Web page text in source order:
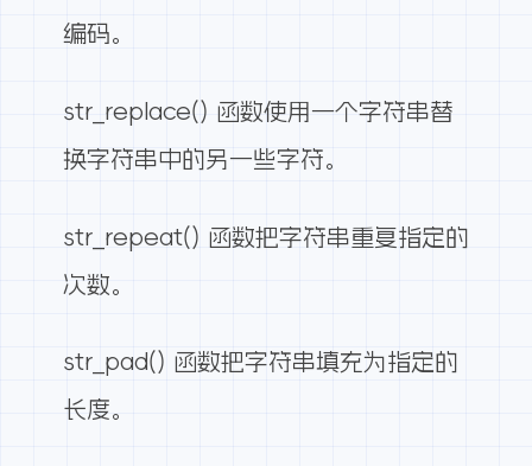
编码。
str_replace() 函数使用一个字符串替
换字符串中的另一些字符。
str_repeat() 函数把字符串重复指定的
次数。
str_pad() 函数把字符串填充为指定的
长度。